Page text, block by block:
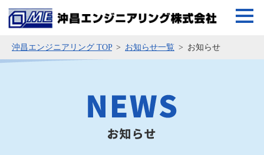
沖昌エンジニアリング TOP お知らせ一覧 お知らせ